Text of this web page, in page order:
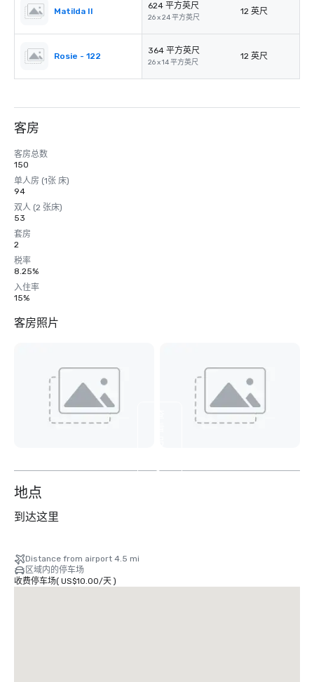
Matilda II
624 平方英尺
26 x 24 平方英尺
12 英尺
Rosie - 122
364 平方英尺
26 x 14 平方英尺
12 英尺
客房
客房总数
150
单人房 (1张 床)
94
双人 (2 张床)
53
套房
2
税率
8.25%
入住率
15%
客房照片
6
地点
到达这里
Distance from airport 4.5 mi
区域内的停车场
收费停车场( US$10.00/天)